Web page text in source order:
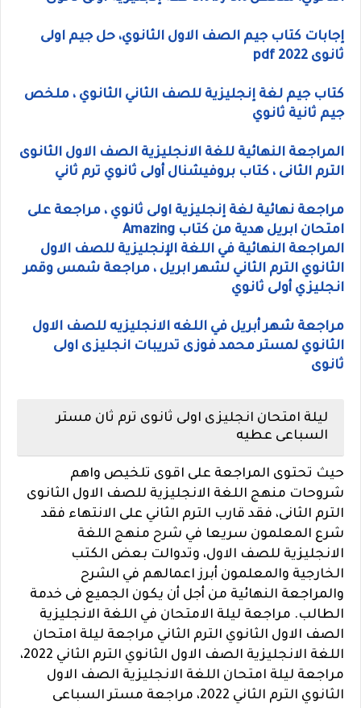
إجابات كتاب جيم الصف الاول الثانوي، حل جيم اولى
ثانوى 2022 pdf
كتاب جيم لغة إنجليزية للصف الثاني الثانوي ، ملخص
جيم ثانية ثانوي
المراجعة النهائية للغة الانجليزية الصف الاول الثانوى
الترم الثانى ، كتاب بروفيشنال أولى ثانوي ترم ثاني
مراجعة نهائية لغة إنجليزية اولى ثانوي ، مراجعة على
امتحان ابريل هدية من كتاب Amazing
المراجعة النهائية في اللغة الإنجليزية للصف الاول
الثانوي الترم الثاني لشهر ابريل ، مراجعة شمس وقمر
انجليزي أولى ثانوي
مراجعة شهر أبريل في اللغه الانجليزيه للصف الاول
الثانوي لمستر محمد فوزى تدريبات انجليزى اولى
ثانوى
ليلة امتحان انجليزى اولى ثانوى ترم ثان مستر
السباعى عطيه
حيث تحتوى المراجعة على اقوى تلخيص واهم
شروحات منهج اللغة الانجليزية للصف الاول الثانوى
الترم الثانى، فقد قارب الترم الثاني على الانتهاء فقد
شرع المعلمون سريعا في شرح منهج اللغة
الانجليزية للصف الاول، وتدوالت بعض الكتب
الخارجية والمعلمون أبرز اعمالهم في الشرح
والمراجعة النهائية من أجل أن يكون الجميع فى خدمة
الطالب. مراجعة ليلة الامتحان في اللغة الانجليزية
الصف الاول الثانوي الترم الثاني مراجعة ليلة امتحان
اللغة الانجليزية الصف الاول الثانوي الترم الثاني 2022،
مراجعة ليلة امتحان اللغة الانجليزية الصف الاول
الثانوي الترم الثاني 2022، مراجعة مستر السباعى